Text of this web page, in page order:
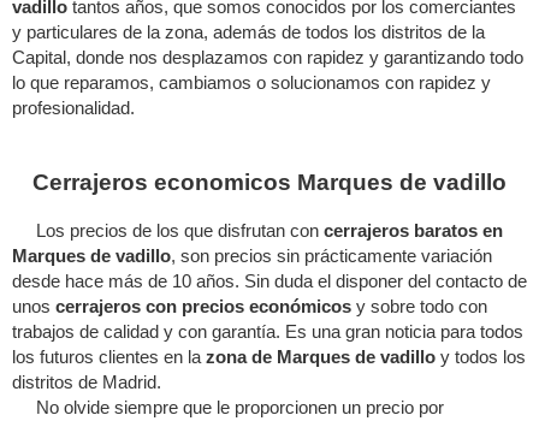
vadillo tantos años, que somos conocidos por los comerciantes
y particulares de la zona, además de todos los distritos de la
Capital, donde nos desplazamos con rapidez y garantizando todo
lo que reparamos, cambiamos o solucionamos con rapidez y
profesionalidad.
Cerrajeros economicos Marques de vadillo
Los precios de los que disfrutan con cerrajeros baratos en
Marques de vadillo, son precios sin prácticamente variación
desde hace más de 10 años. Sin duda el disponer del contacto de
unos cerrajeros con precios económicos y sobre todo con
trabajos de calidad y con garantía. Es una gran noticia para todos
los futuros clientes en la zona de Marques de vadillo y todos los
distritos de Madrid.
No olvide siempre que le proporcionen un precio por